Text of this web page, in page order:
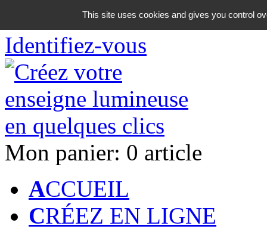
06 18 42 08 59
Identifiez-vous
Mon panier: 0 article
ACCUEIL
CRÉEZ EN LIGNE
This site uses cookies and gives you control